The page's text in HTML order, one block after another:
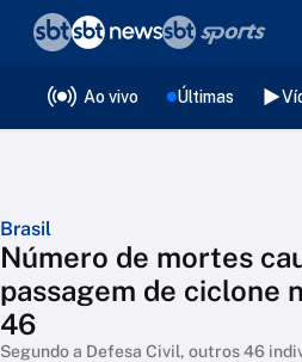
Ao vivo Últimas
Brasil
Número de mortes
passagem de ciclone
46
Segundo a Defesa Civil, outros 46
❮voltar
Editorias